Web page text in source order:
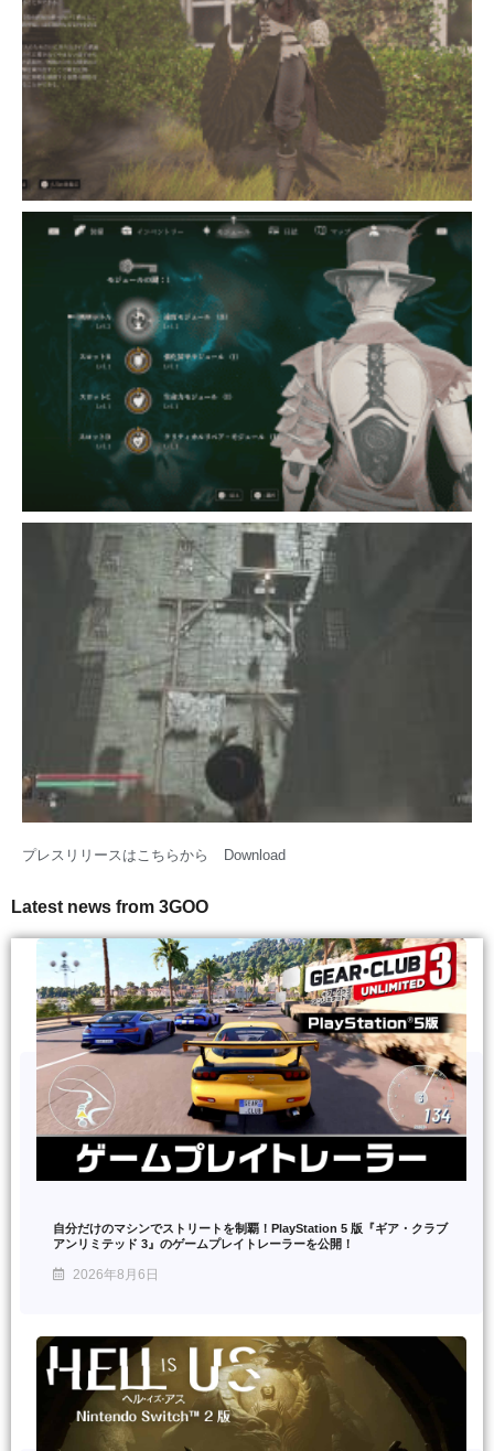
プレスリリースはこちらから Download
Latest news from 3GOO
自分だけのマシンでストリートを制覇！PlayStation 5 版『ギア・クラブ
アンリミテッド 3』のゲームプレイトレーラーを公開！
2026年8月6日